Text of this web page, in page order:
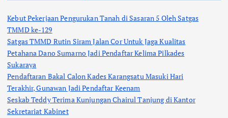
Kebut Pekerjaan Pengurukan Tanah di Sasaran 5 Oleh Satgas
TMMD ke-129
Satgas TMMD Rutin Siram Jalan Cor Untuk Jaga Kualitas
Petahana Dano Sumarno Jadi Pendaftar Kelima Pilkades
Sukaraya
Pendaftaran Bakal Calon Kades Karangsatu Masuki Hari
Terakhir, Gunawan Jadi Pendaftar Keenam
Seskab Teddy Terima Kunjungan Chairul Tanjung di Kantor
Sekretariat Kabinet